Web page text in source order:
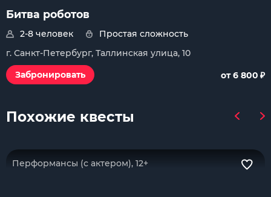
Битва роботов
2-8 человек
Простая сложность
г. Санкт-Петербург, Таллинская улица, 10
Забронировать
от 6 800 ₽
Похожие квесты
Перформансы (с актером), 12+